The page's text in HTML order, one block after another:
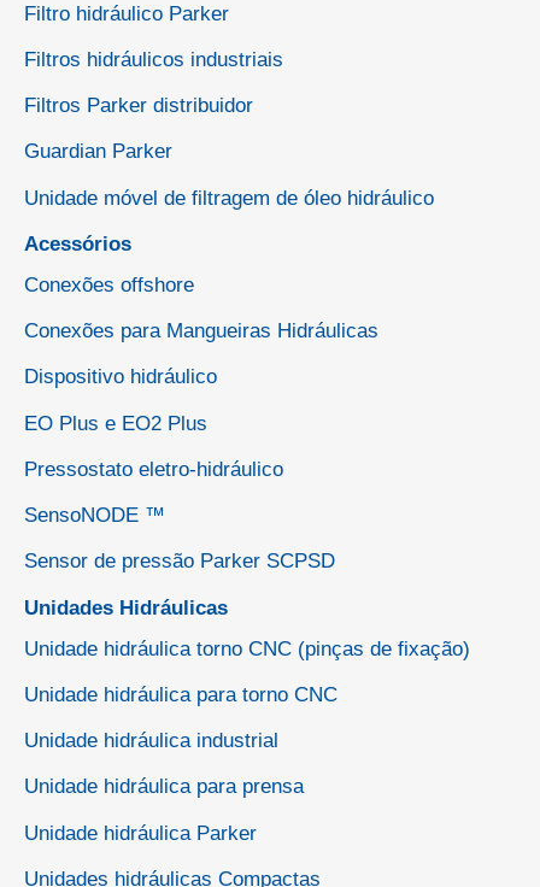
Filtro hidráulico Parker
Filtros hidráulicos industriais
Filtros Parker distribuidor
Guardian Parker
Unidade móvel de filtragem de óleo hidráulico
Acessórios
Conexões offshore
Conexões para Mangueiras Hidráulicas
Dispositivo hidráulico
EO Plus e EO2 Plus
Pressostato eletro-hidráulico
SensoNODE ™
Sensor de pressão Parker SCPSD
Unidades Hidráulicas
Unidade hidráulica torno CNC (pinças de fixação)
Unidade hidráulica para torno CNC
Unidade hidráulica industrial
Unidade hidráulica para prensa
Unidade hidráulica Parker
Unidades hidráulicas Compactas